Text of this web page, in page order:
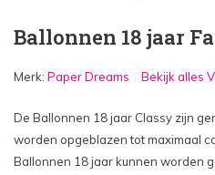
Ballonnen 18 jaar
Merk: Paper Dreams Bekijk alles
De Ballonnen 18 jaar Classy zijn
worden opgeblazen tot maximaal
Ballonnen 18 jaar kunnen worden